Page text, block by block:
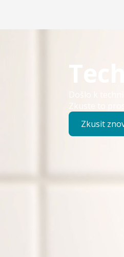
Došlo k
Zkuste to
Zkusit